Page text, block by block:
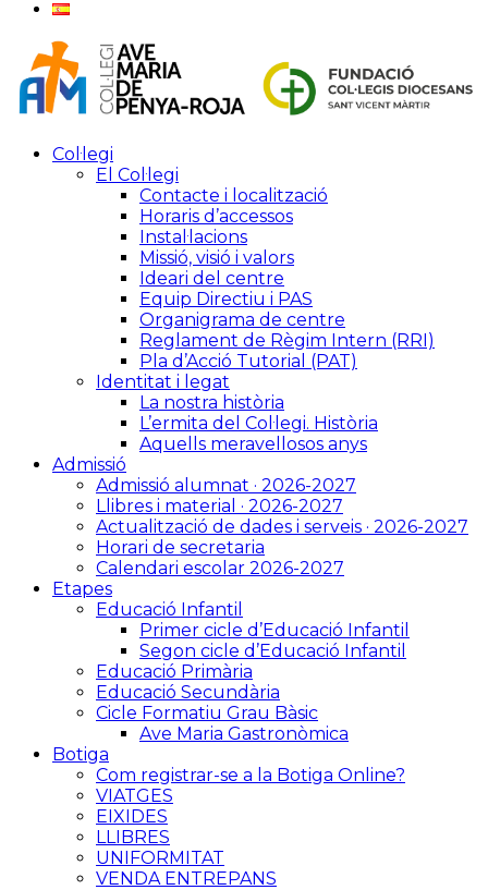
Col·legi
El Col·legi
Contacte i localització
Horaris d’accessos
Instal·lacions
Missió, visió i valors
Ideari del centre
Equip Directiu i PAS
Organigrama de centre
Reglament de Règim Intern (RRI)
Pla d’Acció Tutorial (PAT)
Identitat i legat
La nostra història
L’ermita del Col·legi. Història
Aquells meravellosos anys
Admissió
Admissió alumnat · 2026-2027
Llibres i material · 2026-2027
Actualització de dades i serveis · 2026-2027
Horari de secretaria
Calendari escolar 2026-2027
Etapes
Educació Infantil
Primer cicle d’Educació Infantil
Segon cicle d’Educació Infantil
Educació Primària
Educació Secundària
Cicle Formatiu Grau Bàsic
Ave Maria Gastronòmica
Botiga
Com registrar-se a la Botiga Online?
VIATGES
EIXIDES
LLIBRES
UNIFORMITAT
VENDA ENTREPANS